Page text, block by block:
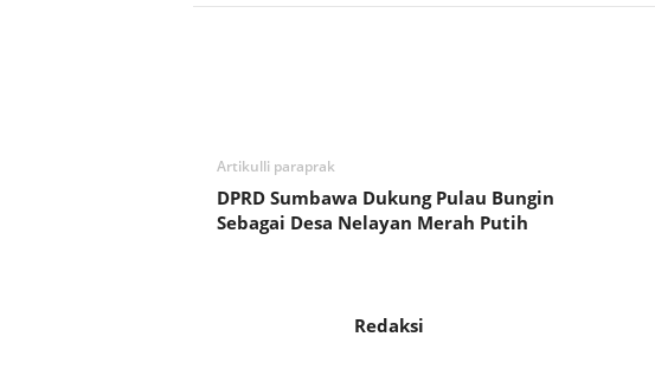
Artikulli paraprak
DPRD Sumbawa Dukung Pulau Bungin
Sebagai Desa Nelayan Merah Putih
Redaksi